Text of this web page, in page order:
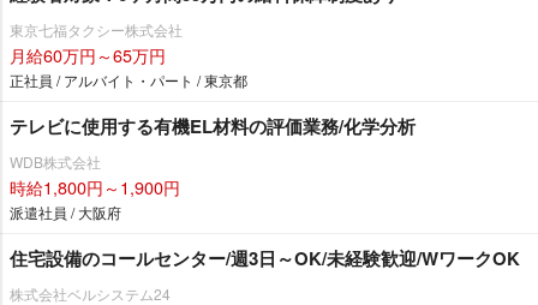
東京七福タクシー株式会社
月給60万円～65万円
正社員 / アルバイト・パート / 東京都
テレビに使用する有機EL材料の評価業務/化学分析
WDB株式会社
時給1,800円～1,900円
派遣社員 / 大阪府
住宅設備のコールセンター/週3日～OK/未経験歓迎/WワークOK
株式会社ベルシステム24